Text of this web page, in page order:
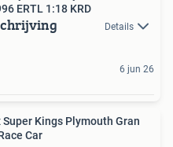
ERTL 1:18 KRD
Details
6 jun 26
Kings Plymouth Gran
Car